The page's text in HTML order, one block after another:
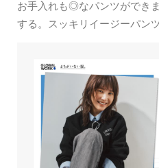
お手入れも◎なパンツができ
する。スッキリイージーパン